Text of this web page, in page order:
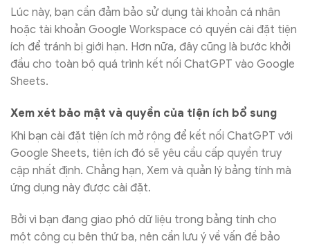
Lúc này, bạn cần đảm bảo sử dụng tài khoản cá nhân
hoặc tài khoản Google Workspace có quyền cài đặt tiện
ích để tránh bị giới hạn. Hơn nữa, đây cũng là bước khởi
đầu cho toàn bộ quá trình kết nối ChatGPT vào Google
Sheets.
Xem xét bảo mật và quyền của tiện ích bổ sung
Khi bạn cài đặt tiện ích mở rộng để kết nối ChatGPT với
Google Sheets, tiện ích đó sẽ yêu cầu cấp quyền truy
cập nhất định. Chẳng hạn, Xem và quản lý bảng tính mà
ứng dụng này được cài đặt.
Bởi vì bạn đang giao phó dữ liệu trong bảng tính cho
một công cụ bên thứ ba, nên cần lưu ý về vấn đề bảo